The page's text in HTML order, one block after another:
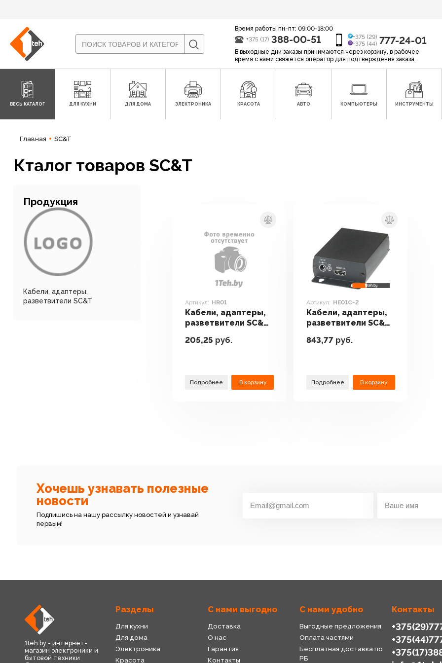
Время работы пн-пт: 09:00-18:00
+375 (17) 388-00-51
+375 (29)
+375 (44) 777-24-01
В выходные дни заказы принимаются через корзину, в рабочее
время с вами свяжется оператор для подтверждения заказа.
ВЕСЬ КАТАЛОГ ДЛЯ КУХНИ ДЛЯ ДОМА ЭЛЕКТРОНИКА КРАСОТА АВТО КОМПЬЮТЕРЫ ИНСТРУМЕНТЫ
Главная SC&T
Кталог товаров SC&T
Продукция
Кабели, адаптеры,
разветвители SC&T
Артикул: HR01
Кабели, адаптеры,
разветвители SC&T
205,25 руб.
Подробнее В корзину
Артикул: HE01C-2
Кабели, адаптеры,
разветвители SC&T
843,77 руб.
Подробнее В корзину
Хочешь узнавать полезные
новости
Подпишись на нашу рассылку новостей и узнавай
первым!
1teh.by - интернет-
магазин электроники и
бытовой техники
Разделы
Для кухни
Для дома
Электроника
Красота
С нами выгодно
Доставка
О нас
Гарантия
Контакты
С нами удобно
Выгодные предложения
Оплата частями
Бесплатная доставка по
РБ
Контакты